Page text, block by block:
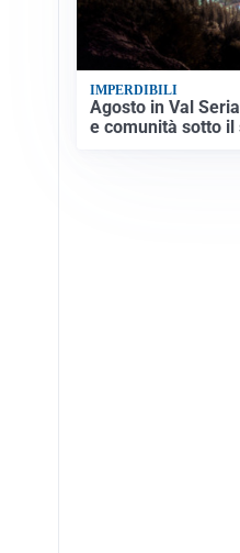
IMPERDIBILI
Agosto in Val
e comunità sotto il